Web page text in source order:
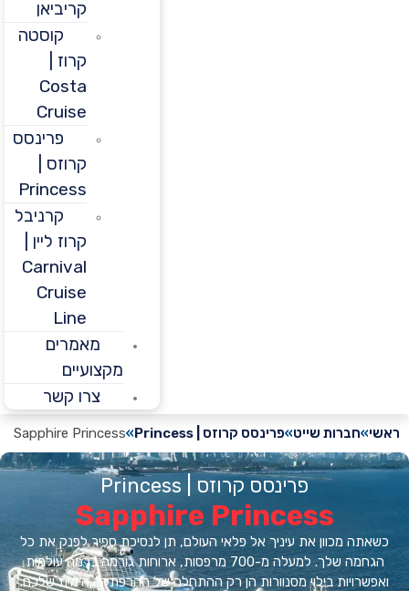
קריביאן
קוסטה
Costa
Cruise
פרינסס
קרוזס |
Princess
קרניבל
קרוז ליין |
Carnival
Cruise
מאמרים
מקצועיים
צרו קשר
חברות שייט פרינסס קרוזס | Princess Sapphire Princess
פרינסס קרוזס | Princess
Sapphire Princess
מכוון את עיניך אל פלאי העולם, תן לנסיכת ספיר לפנק את כל
הגחמה שלך. למעלה מ-700 מרפסות, ארוחות גורמה ברמה עולמית
בילוי מסנוורות הן רק ההתחלה של ההרפתקה הימית שלכם.